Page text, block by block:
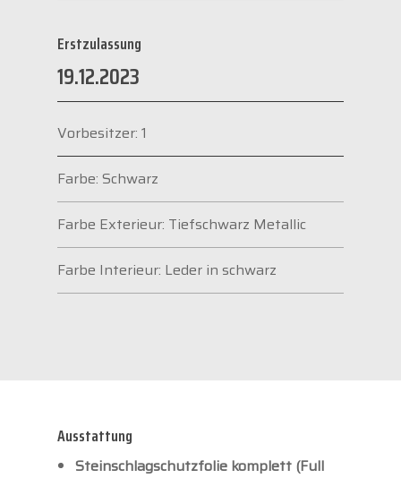
Erstzulassung
19.12.2023
Vorbesitzer: 1
Farbe: Schwarz
Farbe Exterieur: Tiefschwarz Metallic
Farbe Interieur: Leder in schwarz
Ausstattung
Steinschlagschutzfolie komplett (Full